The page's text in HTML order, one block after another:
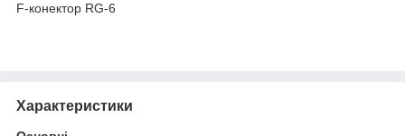
F-конектор RG-6
Характеристики